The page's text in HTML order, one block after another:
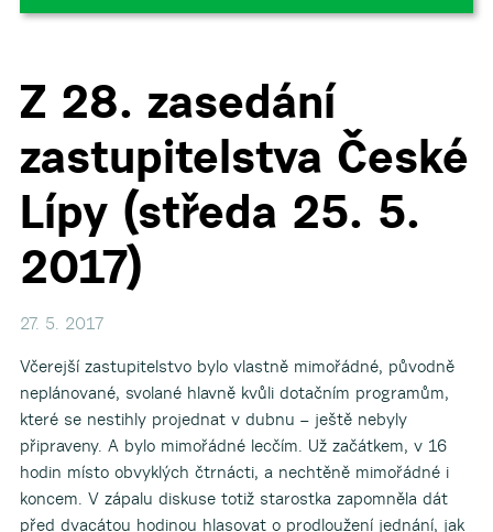
Z 28. zasedání
zastupitelstva České
Lípy (středa 25. 5.
2017)
27. 5. 2017
Včerejší zastupitelstvo bylo vlastně mimořádné, původně
neplánované, svolané hlavně kvůli dotačním programům,
které se nestihly projednat v dubnu – ještě nebyly
připraveny. A bylo mimořádné lecčím. Už začátkem, v 16
hodin místo obvyklých čtrnácti, a nechtěně mimořádné i
koncem. V zápalu diskuse totiž starostka zapomněla dát
před dvacátou hodinou hlasovat o prodloužení jednání, jak